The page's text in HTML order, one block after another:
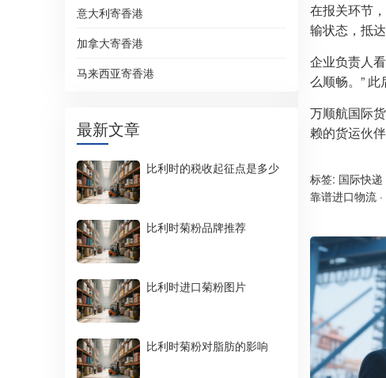
意大利寄香港
加拿大寄香港
马来西亚寄香港
最新文章
比利时的税收起征点是多少
比利时菊粉品牌推荐
比利时进口菊粉图片
比利时菊粉对脂肪的影响
在报关环节
输状态，抵
企业负责人
么顺畅。”
万顺航国际
赖的货运伙伴
标签: 国际快递
靠谱进口物流 ·